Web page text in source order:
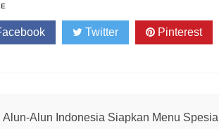
Twitter Pinterest
Alun-Alun Indonesia Siapkan Menu